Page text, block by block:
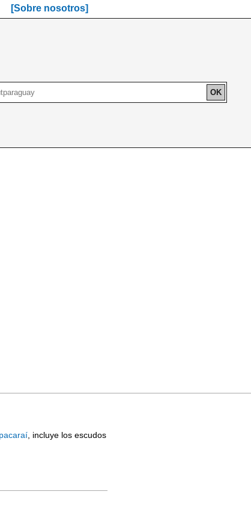
[Sobre nosotros]
, incluye los escudos